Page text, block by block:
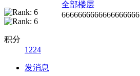
积分
1224
发消息
全部楼层
6666666666666666666